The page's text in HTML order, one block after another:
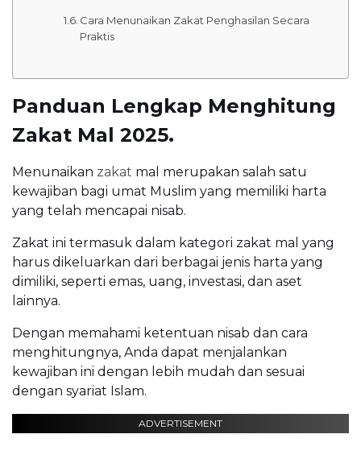
Cara Menunaikan Zakat Penghasilan Secara
Praktis
Panduan Lengkap Menghitung
Zakat Mal 2025.
Menunaikan zakat mal merupakan salah satu
kewajiban bagi umat Muslim yang memiliki harta
yang telah mencapai nisab.
Zakat ini termasuk dalam kategori zakat mal yang
harus dikeluarkan dari berbagai jenis harta yang
dimiliki, seperti emas, uang, investasi, dan aset
lainnya.
Dengan memahami ketentuan nisab dan cara
menghitungnya, Anda dapat menjalankan
kewajiban ini dengan lebih mudah dan sesuai
dengan syariat Islam.
ADVERTISEMENT